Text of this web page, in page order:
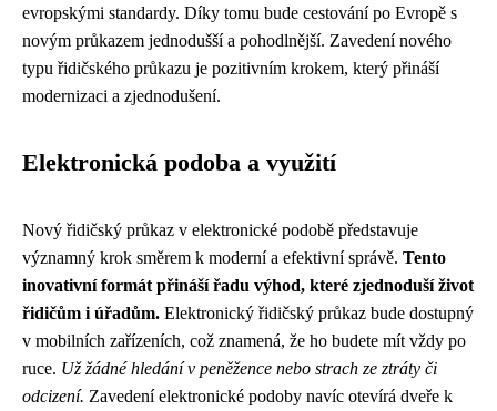
evropskými standardy. Díky tomu bude cestování po Evropě s
novým průkazem jednodušší a pohodlnější. Zavedení nového
typu řidičského průkazu je pozitivním krokem, který přináší
modernizaci a zjednodušení.
Elektronická podoba a využití
Nový řidičský průkaz v elektronické podobě představuje
významný krok směrem k moderní a efektivní správě. Tento
inovativní formát přináší řadu výhod, které zjednoduší život
řidičům i úřadům. Elektronický řidičský průkaz bude dostupný
v mobilních zařízeních, což znamená, že ho budete mít vždy po
ruce. Už žádné hledání v peněžence nebo strach ze ztráty či
odcizení. Zavedení elektronické podoby navíc otevírá dveře k